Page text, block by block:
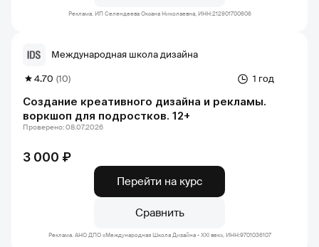
Реклама. ИП Селендеева Оксана Николаевна, ИНН:212901700606
Создание креативного дизайна и рекламы.
воркшоп для подростков. 12+
1 год
4.70 (10)
Международная школа дизайна
3 000 ₽
Проверено: 08.07.2026
Перейти на курс
Сравнить
Реклама. АНО ДПО «Международная Школа Дизайна - XXI век», ИНН:9701036107